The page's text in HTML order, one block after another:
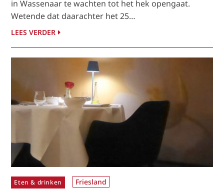
in Wassenaar te wachten tot het hek opengaat.
Wetende dat daarachter het 25…
LEES VERDER
Eten & drinken Friesland